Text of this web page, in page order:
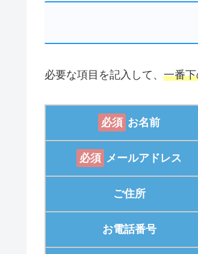
必要な項目を記入して、 一番
必須 お名前
必須 メールアドレス
ご住所
お電話番号